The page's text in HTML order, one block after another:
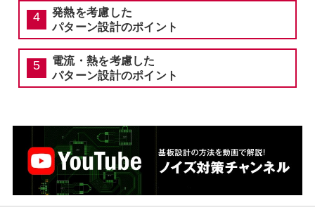
発熱を考慮した
パターン設計のポイント
電流・熱を考慮した
パターン設計のポイント